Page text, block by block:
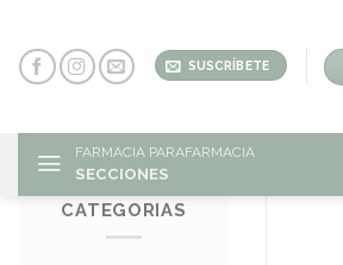
content
SUSCRÍBETE
FARMACIA PARAFARMACIA
SECCIONES
CATEGORIAS